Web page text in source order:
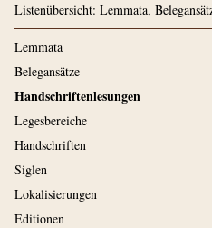
Listenübersicht: Lemmata,
Lemmata
Belegansätze
Handschriftenlesungen
Legesbereiche
Handschriften
Siglen
Lokalisierungen
Editionen